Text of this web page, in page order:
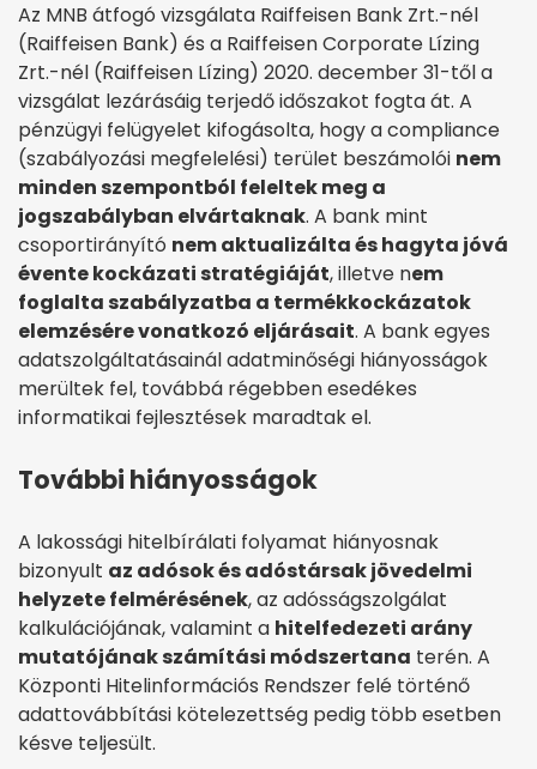
Az MNB átfogó vizsgálata Raiffeisen Bank Zrt.-nél
(Raiffeisen Bank) és a Raiffeisen Corporate Lízing
Zrt.-nél (Raiffeisen Lízing) 2020. december 31-től a
vizsgálat lezárásáig terjedő időszakot fogta át. A
pénzügyi felügyelet kifogásolta, hogy a compliance
(szabályozási megfelelési) terület beszámolói nem
minden szempontból feleltek meg a
jogszabályban elvártaknak. A bank mint
csoportirányító nem aktualizálta és hagyta jóvá
évente kockázati stratégiáját, illetve nem
foglalta szabályzatba a termékkockázatok
elemzésére vonatkozó eljárásait. A bank egyes
adatszolgáltatásainál adatminőségi hiányosságok
merültek fel, továbbá régebben esedékes
informatikai fejlesztések maradtak el.
További hiányosságok
A lakossági hitelbírálati folyamat hiányosnak
bizonyult az adósok és adóstársak jövedelmi
helyzete felmérésének, az adósságszolgálat
kalkulációjának, valamint a hitelfedezeti arány
mutatójának számítási módszertana terén. A
Központi Hitelinformációs Rendszer felé történő
adattovábbítási kötelezettség pedig több esetben
késve teljesült.